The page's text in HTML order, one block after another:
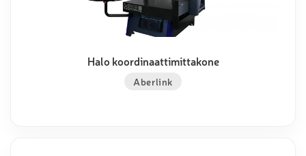
Halo koordinaattimittakone
Aberlink